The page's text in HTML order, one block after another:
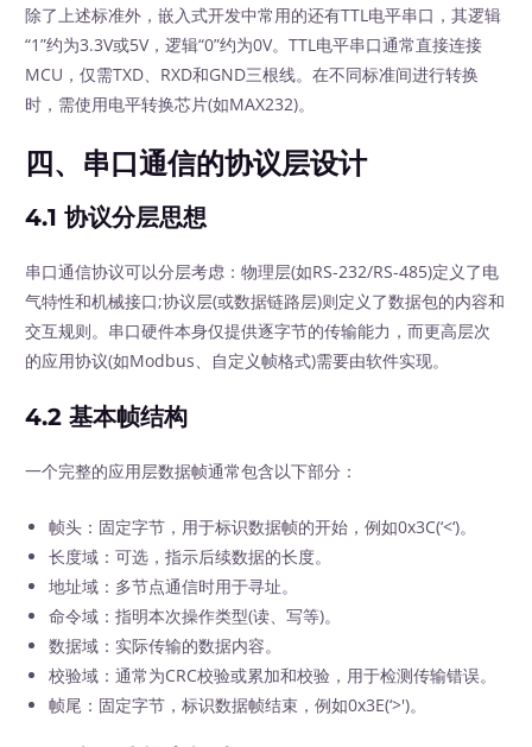
除了上述标准外，嵌入式开发中常用的还有TTL电平串口，其逻辑
“1”约为3.3V或5V，逻辑“0”约为0V。TTL电平串口通常直接连接
MCU，仅需TXD、RXD和GND三根线。在不同标准间进行转换
时，需使用电平转换芯片(如MAX232)。
四、串口通信的协议层设计
4.1 协议分层思想
串口通信协议可以分层考虑：物理层(如RS-232/RS-485)定义了电
气特性和机械接口;协议层(或数据链路层)则定义了数据包的内容和
交互规则。串口硬件本身仅提供逐字节的传输能力，而更高层次
的应用协议(如Modbus、自定义帧格式)需要由软件实现。
4.2 基本帧结构
一个完整的应用层数据帧通常包含以下部分：
帧头：固定字节，用于标识数据帧的开始，例如0x3C(‘<‘)。
长度域：可选，指示后续数据的长度。
地址域：多节点通信时用于寻址。
命令域：指明本次操作类型(读、写等)。
数据域：实际传输的数据内容。
校验域：通常为CRC校验或累加和校验，用于检测传输错误。
帧尾：固定字节，标识数据帧结束，例如0x3E(‘>')。